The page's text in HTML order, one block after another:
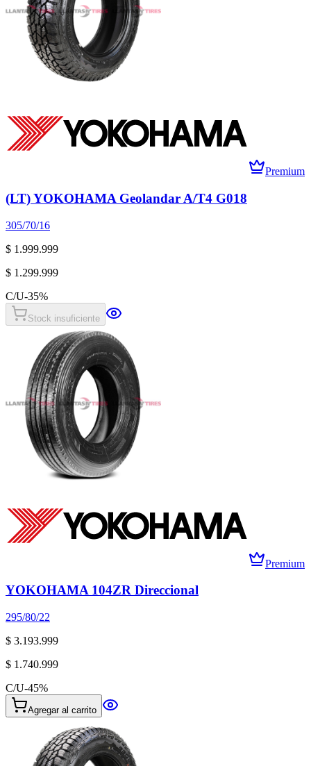
Premium
(LT) YOKOHAMA Geolandar A/T4 G018
305/70/16
$ 1.999.999
$ 1.299.999
C/U-35%
Stock insuficiente
Premium
YOKOHAMA 104ZR Direccional
295/80/22
$ 3.193.999
$ 1.740.999
C/U-45%
Agregar al carrito